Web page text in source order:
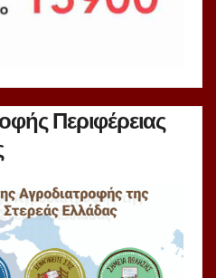
Περιφέρειας